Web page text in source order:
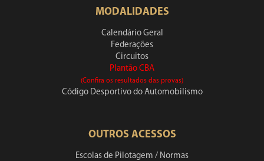
MODALIDADES
Calendário Geral
Federações
Circuitos
Plantão CBA
(Confira os resultados das provas)
Código Desportivo do Automobilismo
OUTROS ACESSOS
Escolas de Pilotagem / Normas